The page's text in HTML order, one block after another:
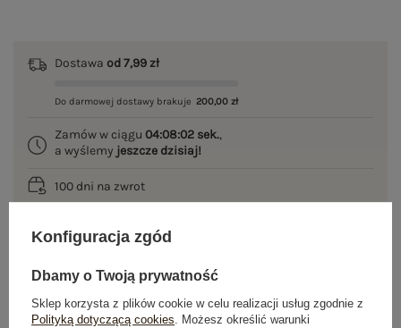
Dostawa od 7,99 zł
Do darmowej dostawy brakuje 200,00 zł
Zamów w ciągu 04:08:02 sek.,
a wyślemy jeszcze dzisiaj!
100 dni na zwrot
OPIS PRODUKTU
GŁÓWNE PARAMETRY
Konfiguracja zgód
Dbamy o Twoją prywatność
Sklep korzysta z plików cookie w celu realizacji usług zgodnie z
Polityką dotyczącą cookies. Możesz określić warunki